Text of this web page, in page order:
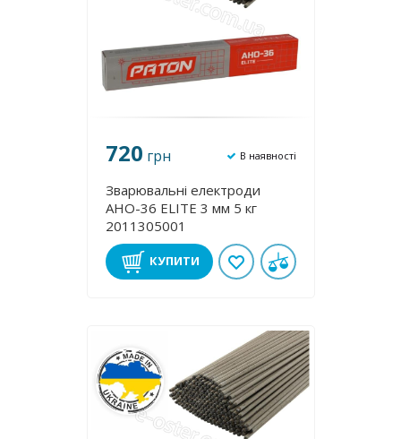
720 грн В наявності
Зварювальні електроди
АНО-36 ЕLІТE 3 мм 5 кг
2011305001
КУПИТИ